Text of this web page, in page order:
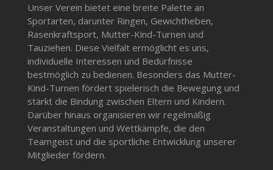
Unser Verein bietet eine breite Palette an
Sportarten, darunter Ringen, Gewichtheben,
Rasenkraftsport, Mutter-Kind-Turnen und
Tauziehen. Diese Vielfalt ermöglicht es uns,
individuelle Interessen und Bedürfnisse
bestmöglich zu bedienen. Besonders das Mutter-
Kind-Turnen fördert spielerisch die Bewegung und
stärkt die Bindung zwischen Eltern und Kindern.
Darüber hinaus organisieren wir regelmäßig
Veranstaltungen und Wettkämpfe, die den
Teamgeist und die sportliche Entwicklung unserer
Mitglieder fördern.